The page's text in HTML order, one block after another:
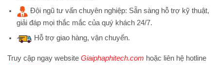
Đội ngũ tư vấn chuyên nghiệp: Sẵn sàng hỗ trợ kỹ thuật,
giải đáp mọi thắc mắc của quý khách 24/7.
Hỗ trợgiao hàng, vận chuyển.
Truy cập ngay website Giaiphaphitech.com hoặc liên hệ hotline